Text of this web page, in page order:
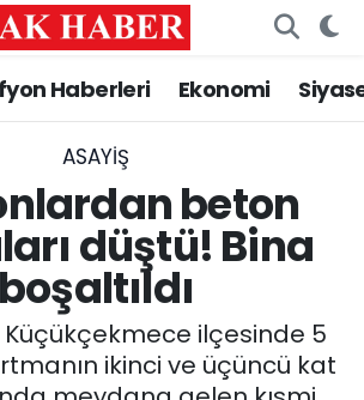
Haberleri Ekonomi
ASAYİŞ
beton
düştü! Bina
boşaltıldı
ilçesinde 5
ikinci ve üçüncü kat
HABERLERİ
Durumu ve Fikstür